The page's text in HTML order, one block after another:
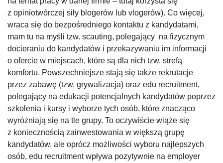
z opiniotwórczej siły blogerów lub vlogerów). Co więcej,
wraca się do bezpośredniego kontaktu z kandydatami,
mam tu na myśli tzw. scauting, polegający na fizycznym
docieraniu do kandydatów i przekazywaniu im informacji
o ofercie w miejscach, które są dla nich tzw. strefą
komfortu. Powszechniejsze stają się także rekrutacje
przez zabawę (tzw. grywalizacja) oraz edu recruitment,
polegający na edukacji potencjalnych kandydatów poprzez
szkolenia i kursy i wyborze tych osób, które znacząco
wyróżniają się na tle grupy. To oczywiście wiąże się
z koniecznością zainwestowania w większą grupę
kandydatów, ale oprócz możliwości wyboru najlepszych
osób, edu recruitment wpływa pozytywnie na employer